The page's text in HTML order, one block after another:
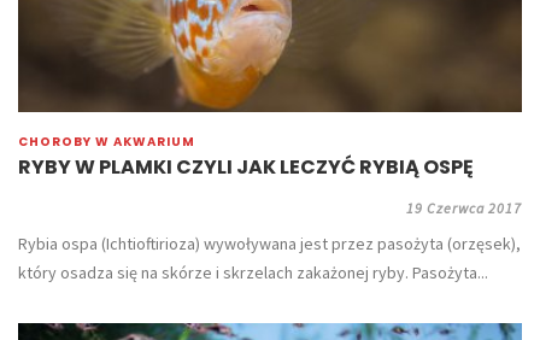
CHOROBY W AKWARIUM
RYBY W PLAMKI CZYLI JAK LECZYĆ RYBIĄ OSPĘ
19 Czerwca 2017
Rybia ospa (Ichtioftirioza) wywoływana jest przez pasożyta (orzęsek),
który osadza się na skórze i skrzelach zakażonej ryby. Pasożyta...